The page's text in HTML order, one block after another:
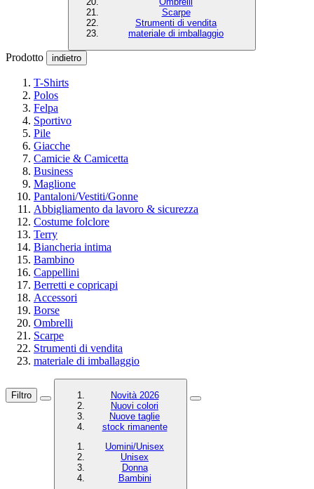
Scarpe
Strumenti di vendita
materiale di imballaggio
Prodotto indietro
T-Shirts
Polos
Felpa
Sportivo
Pile
Giacche
Camicie & Camicetta
Business
Maglione
Pantaloni/Vestiti/Gonne
Abbigliamento da lavoro & sicurezza
Costume folclore
Terry
Biancheria intima
Bambino
Cappellini
Berretti e copricapi
Accessori
Borse
Ombrelli
Scarpe
Strumenti di vendita
materiale di imballaggio
Filtro
Novità 2026
Nuovi colori
Nuove taglie
stock rimanente
Uomini/Unisex
Unisex
Donna
Bambini